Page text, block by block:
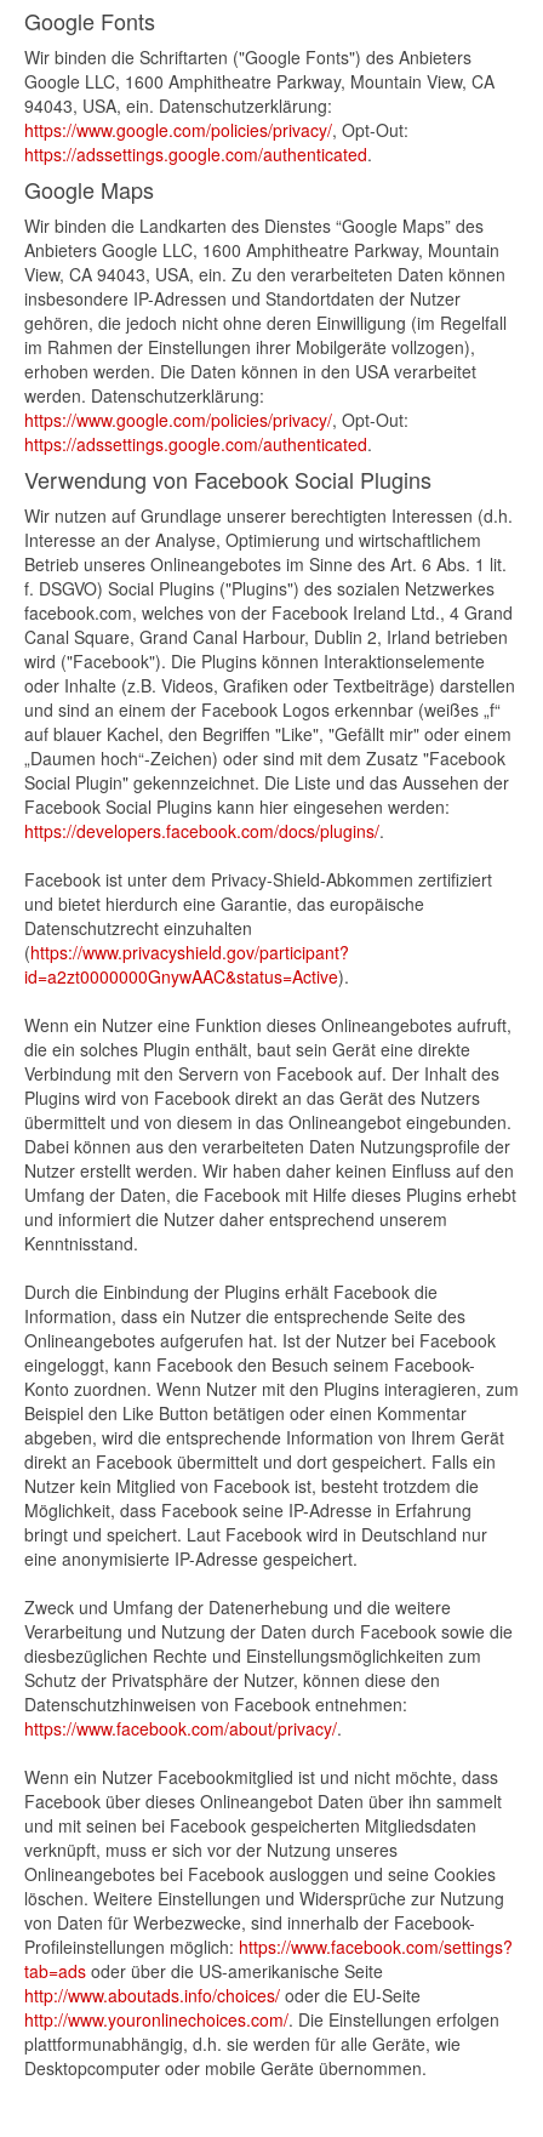
Google Fonts
Wir binden die Schriftarten ("Google Fonts") des Anbieters
Google LLC, 1600 Amphitheatre Parkway, Mountain View, CA
94043, USA, ein. Datenschutzerklärung:
https://www.google.com/policies/privacy/, Opt-Out:
https://adssettings.google.com/authenticated.
Google Maps
Wir binden die Landkarten des Dienstes “Google Maps” des
Anbieters Google LLC, 1600 Amphitheatre Parkway, Mountain
View, CA 94043, USA, ein. Zu den verarbeiteten Daten können
insbesondere IP-Adressen und Standortdaten der Nutzer
gehören, die jedoch nicht ohne deren Einwilligung (im Regelfall
im Rahmen der Einstellungen ihrer Mobilgeräte vollzogen),
erhoben werden. Die Daten können in den USA verarbeitet
werden. Datenschutzerklärung:
https://www.google.com/policies/privacy/, Opt-Out:
https://adssettings.google.com/authenticated.
Verwendung von Facebook Social Plugins
Wir nutzen auf Grundlage unserer berechtigten Interessen (d.h.
Interesse an der Analyse, Optimierung und wirtschaftlichem
Betrieb unseres Onlineangebotes im Sinne des Art. 6 Abs. 1 lit.
f. DSGVO) Social Plugins ("Plugins") des sozialen Netzwerkes
facebook.com, welches von der Facebook Ireland Ltd., 4 Grand
Canal Square, Grand Canal Harbour, Dublin 2, Irland betrieben
wird ("Facebook"). Die Plugins können Interaktionselemente
oder Inhalte (z.B. Videos, Grafiken oder Textbeiträge) darstellen
und sind an einem der Facebook Logos erkennbar (weißes „f“
auf blauer Kachel, den Begriffen "Like", "Gefällt mir" oder einem
„Daumen hoch“-Zeichen) oder sind mit dem Zusatz "Facebook
Social Plugin" gekennzeichnet. Die Liste und das Aussehen der
Facebook Social Plugins kann hier eingesehen werden:
https://developers.facebook.com/docs/plugins/.
Facebook ist unter dem Privacy-Shield-Abkommen zertifiziert
und bietet hierdurch eine Garantie, das europäische
Datenschutzrecht einzuhalten
(https://www.privacyshield.gov/participant?
id=a2zt0000000GnywAAC&status=Active).
Wenn ein Nutzer eine Funktion dieses Onlineangebotes aufruft,
die ein solches Plugin enthält, baut sein Gerät eine direkte
Verbindung mit den Servern von Facebook auf. Der Inhalt des
Plugins wird von Facebook direkt an das Gerät des Nutzers
übermittelt und von diesem in das Onlineangebot eingebunden.
Dabei können aus den verarbeiteten Daten Nutzungsprofile der
Nutzer erstellt werden. Wir haben daher keinen Einfluss auf den
Umfang der Daten, die Facebook mit Hilfe dieses Plugins erhebt
und informiert die Nutzer daher entsprechend unserem
Kenntnisstand.
Durch die Einbindung der Plugins erhält Facebook die
Information, dass ein Nutzer die entsprechende Seite des
Onlineangebotes aufgerufen hat. Ist der Nutzer bei Facebook
eingeloggt, kann Facebook den Besuch seinem Facebook-
Konto zuordnen. Wenn Nutzer mit den Plugins interagieren, zum
Beispiel den Like Button betätigen oder einen Kommentar
abgeben, wird die entsprechende Information von Ihrem Gerät
direkt an Facebook übermittelt und dort gespeichert. Falls ein
Nutzer kein Mitglied von Facebook ist, besteht trotzdem die
Möglichkeit, dass Facebook seine IP-Adresse in Erfahrung
bringt und speichert. Laut Facebook wird in Deutschland nur
eine anonymisierte IP-Adresse gespeichert.
Zweck und Umfang der Datenerhebung und die weitere
Verarbeitung und Nutzung der Daten durch Facebook sowie die
diesbezüglichen Rechte und Einstellungsmöglichkeiten zum
Schutz der Privatsphäre der Nutzer, können diese den
Datenschutzhinweisen von Facebook entnehmen:
https://www.facebook.com/about/privacy/.
Wenn ein Nutzer Facebookmitglied ist und nicht möchte, dass
Facebook über dieses Onlineangebot Daten über ihn sammelt
und mit seinen bei Facebook gespeicherten Mitgliedsdaten
verknüpft, muss er sich vor der Nutzung unseres
Onlineangebotes bei Facebook ausloggen und seine Cookies
löschen. Weitere Einstellungen und Widersprüche zur Nutzung
von Daten für Werbezwecke, sind innerhalb der Facebook-
Profileinstellungen möglich: https://www.facebook.com/settings?
tab=ads oder über die US-amerikanische Seite
http://www.aboutads.info/choices/ oder die EU-Seite
http://www.youronlinechoices.com/. Die Einstellungen erfolgen
plattformunabhängig, d.h. sie werden für alle Geräte, wie
Desktopcomputer oder mobile Geräte übernommen.